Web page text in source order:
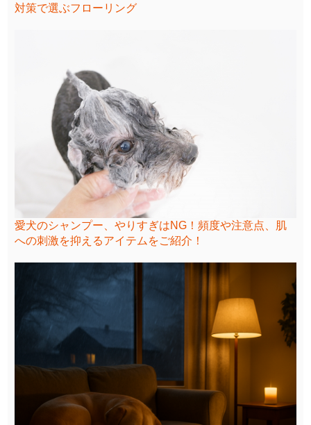
対策で選ぶフローリング
愛犬のシャンプー、やりすぎはNG！頻度や注意点、肌
への刺激を抑えるアイテムをご紹介！